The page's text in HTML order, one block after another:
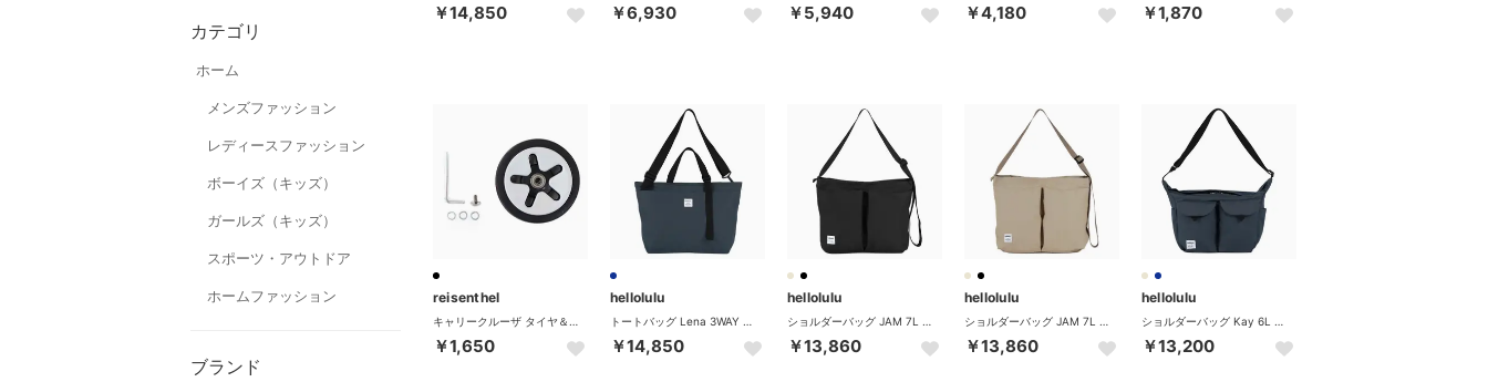
カテゴリ
ホーム
メンズファッション
レディースファッション
ボーイズ（キッズ）
ガールズ（キッズ）
スポーツ・アウトドア
ホームファッション
ブランド
￥14,850 ￥6,930 ￥5,940 ￥4,180 ￥1,870
reisenthel
￥1,650
hellolulu
￥14,850
hellolulu
￥13,860
hellolulu
￥13,860
hellolulu
￥13,200